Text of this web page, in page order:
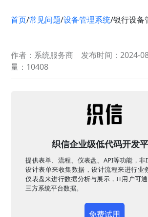
首页/常见问题/设备管理系统/银行设备
作者：系统服务商 发布时间：2024-
量：10408
织信企业级低代码开发
提供表单、流程、仪表盘、API等功能，非
设计表单来收集数据，设计流程来进行业
仪表盘来进行数据分析与展示，IT用户可
三方系统平台数据。
免费试用